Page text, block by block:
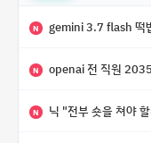
N gemini 3.7 flash 떡
N openai 전 직원 2035년
N 닉 "전부 숏을 쳐야 할지, 아니면